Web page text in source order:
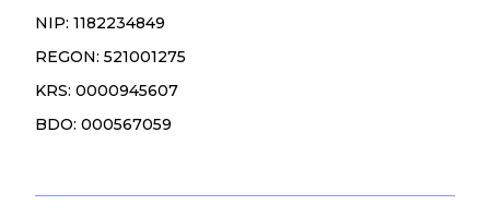
NIP: 1182234849
REGON: 521001275
KRS: 0000945607
BDO: 000567059